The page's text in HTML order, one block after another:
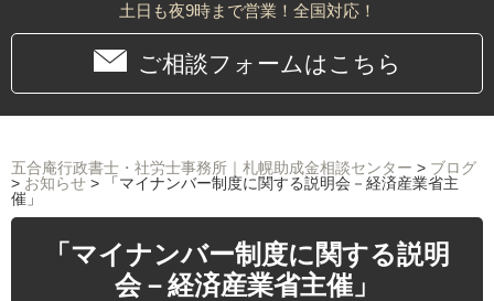
土日も夜9時まで営業！全国対応！
ご相談フォームはこちら
五合庵行政書士・社労士事務所｜札幌助成金相談センター > ブログ
> お知らせ >
「マイナンバー制度に関する説明会－経済産業省主
催」
「マイナンバー制度に関する説明
会－経済産業省主催」